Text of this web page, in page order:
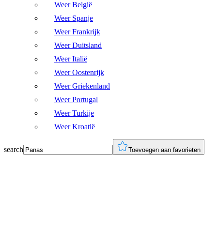
Weer België
Weer Spanje
Weer Frankrijk
Weer Duitsland
Weer Italië
Weer Oostenrijk
Weer Griekenland
Weer Portugal
Weer Turkije
Weer Kroatië
search Toevoegen aan favorieten